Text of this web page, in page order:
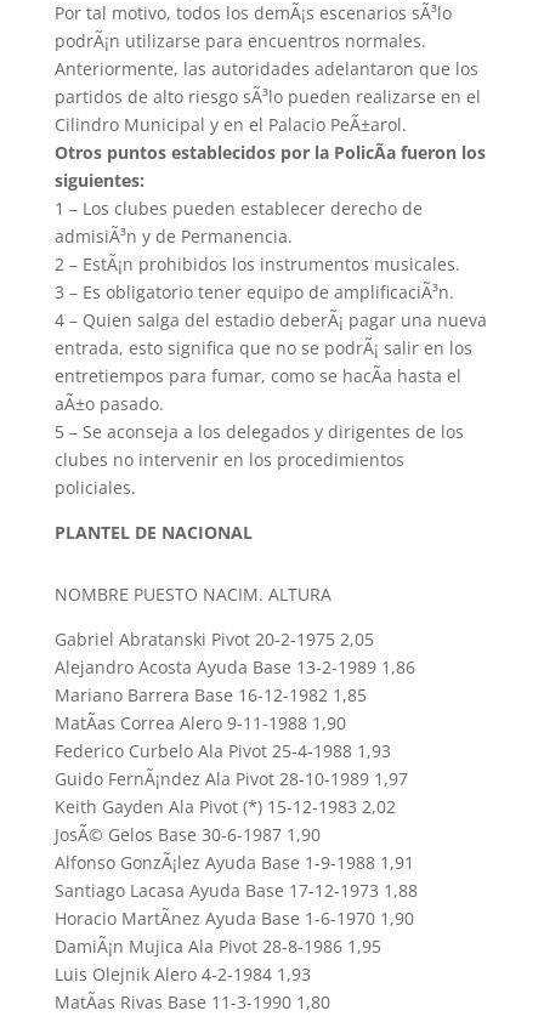
Por tal motivo, todos los demÃ¡s escenarios sÃ³lo
podrÃ¡n utilizarse para encuentros normales.
Anteriormente, las autoridades adelantaron que los
partidos de alto riesgo sÃ³lo pueden realizarse en el
Cilindro Municipal y en el Palacio PeÃ±arol.
Otros puntos establecidos por la PolicÃ­a fueron los
siguientes:
1 – Los clubes pueden establecer derecho de
admisiÃ³n y de Permanencia.
2 – EstÃ¡n prohibidos los instrumentos musicales.
3 – Es obligatorio tener equipo de amplificaciÃ³n.
4 – Quien salga del estadio deberÃ¡ pagar una nueva
entrada, esto significa que no se podrÃ¡ salir en los
entretiempos para fumar, como se hacÃ­a hasta el
aÃ±o pasado.
5 – Se aconseja a los delegados y dirigentes de los
clubes no intervenir en los procedimientos
policiales.
PLANTEL DE NACIONAL
NOMBRE PUESTO NACIM. ALTURA
Gabriel Abratanski Pivot 20-2-1975 2,05
Alejandro Acosta Ayuda Base 13-2-1989 1,86
Mariano Barrera Base 16-12-1982 1,85
MatÃ­as Correa Alero 9-11-1988 1,90
Federico Curbelo Ala Pivot 25-4-1988 1,93
Guido FernÃ¡ndez Ala Pivot 28-10-1989 1,97
Keith Gayden Ala Pivot (*) 15-12-1983 2,02
JosÃ© Gelos Base 30-6-1987 1,90
Alfonso GonzÃ¡lez Ayuda Base 1-9-1988 1,91
Santiago Lacasa Ayuda Base 17-12-1973 1,88
Horacio MartÃ­nez Ayuda Base 1-6-1970 1,90
DamiÃ¡n Mujica Ala Pivot 28-8-1986 1,95
Luis Olejnik Alero 4-2-1984 1,93
MatÃ­as Rivas Base 11-3-1990 1,80